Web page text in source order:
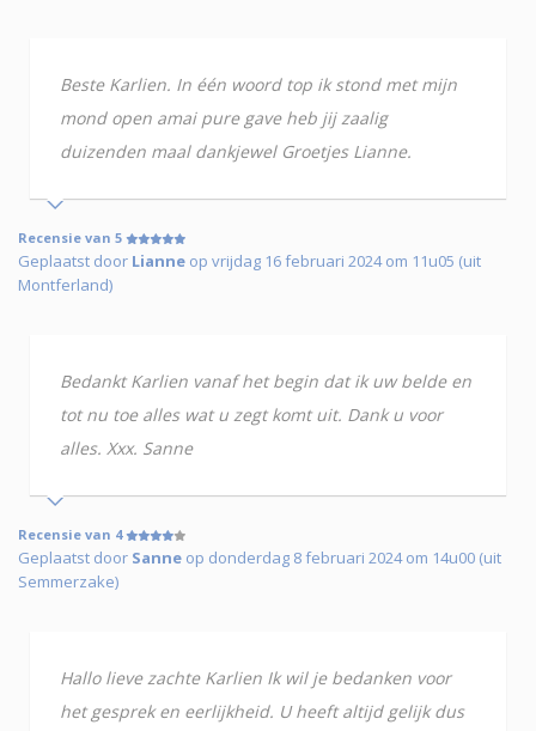
Beste Karlien. In één woord top ik stond met mijn
mond open amai pure gave heb jij zaalig
duizenden maal dankjewel Groetjes Lianne.
Recensie van 5
Geplaatst door Lianne op vrijdag 16 februari 2024 om 11u05 (uit
Montferland)
Bedankt Karlien vanaf het begin dat ik uw belde en
tot nu toe alles wat u zegt komt uit. Dank u voor
alles. Xxx. Sanne
Recensie van 4
Geplaatst door Sanne op donderdag 8 februari 2024 om 14u00 (uit
Semmerzake)
Hallo lieve zachte Karlien Ik wil je bedanken voor
het gesprek en eerlijkheid. U heeft altijd gelijk dus